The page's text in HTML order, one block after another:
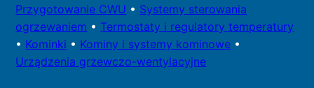
Przygotowanie CWU • Systemy sterowania
ogrzewaniem • Termostaty i regulatory temperatury
• Kominki • Kominy i systemy kominowe •
Urządzenia grzewczo-wentylacyjne